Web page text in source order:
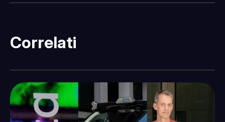
Correlati